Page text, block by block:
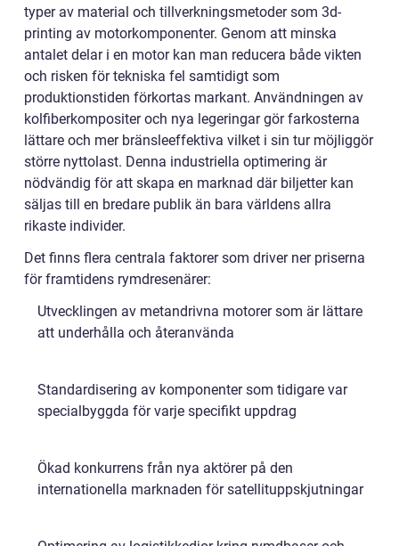
typer av material och tillverkningsmetoder som 3d-
printing av motorkomponenter. Genom att minska
antalet delar i en motor kan man reducera både vikten
och risken för tekniska fel samtidigt som
produktionstiden förkortas markant. Användningen av
kolfiberkompositer och nya legeringar gör farkosterna
lättare och mer bränsleeffektiva vilket i sin tur möjliggör
större nyttolast. Denna industriella optimering är
nödvändig för att skapa en marknad där biljetter kan
säljas till en bredare publik än bara världens allra
rikaste individer.
Det finns flera centrala faktorer som driver ner priserna
för framtidens rymdresenärer:
Utvecklingen av metandrivna motorer som är lättare
att underhålla och återanvända
Standardisering av komponenter som tidigare var
specialbyggda för varje specifikt uppdrag
Ökad konkurrens från nya aktörer på den
internationella marknaden för satellituppskjutningar